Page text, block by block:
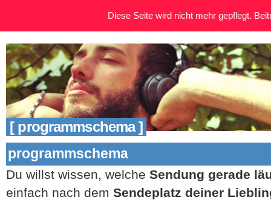
[ programmschema ]
programmschema
Du willst wissen, welche Sendung gerade
einfach nach dem Sendeplatz deiner
Diese Seite wird nicht mehr gepflegt.